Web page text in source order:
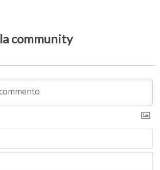
community